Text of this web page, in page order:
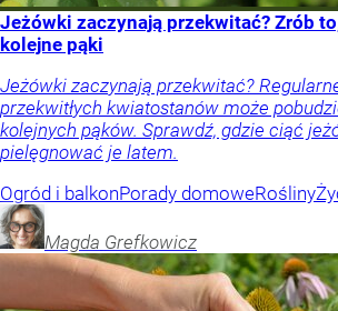
Jeżówki zaczynają przekwitać? Zrób
kolejne pąki
Jeżówki zaczynają przekwitać?
przekwitłych kwiatostanów może
kolejnych pąków. Sprawdź, gdzie ciąć
pielęgnować je latem.
Ogród i balkonPorady domoweRośliny
Magda Grefkowicz